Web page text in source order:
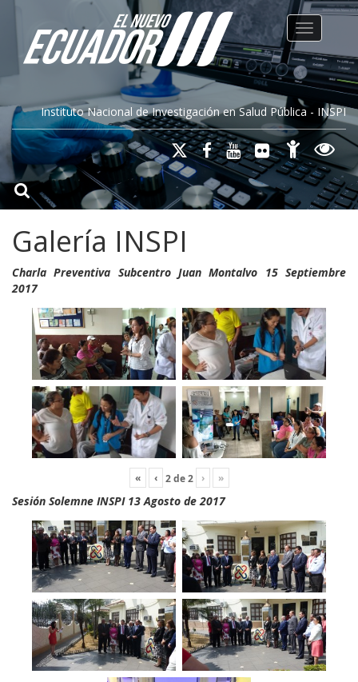
Instituto Nacional de Investigación en Salud Pública - INSPI
Toggle
Galería INSPI
Charla Preventiva Subcentro Juan Montalvo 15 Septiembre
2017
« ‹ 2de2 › »
Sesión Solemne INSPI 13 Agosto de 2017